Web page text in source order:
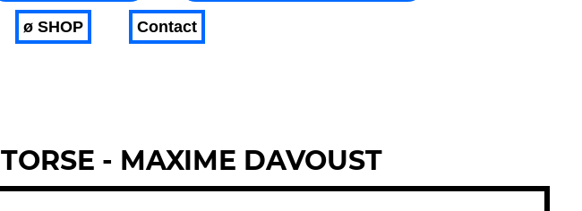
ø SHOP Contact
TORSE - MAXIME DAVOUST